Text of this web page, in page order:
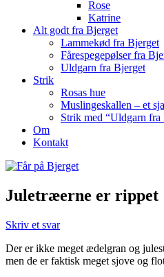
Rose
Katrine
Alt godt fra Bjerget
Lammekød fra Bjerget
Fårespegepølser fra
Uldgarn fra Bjerget
Strik
Rosas hue
Muslingeskallen – et
Strik med “Uldgarn fra
Om
Kontakt
Juletræerne er rippet
Skriv et svar
Der er ikke meget ædelgran og
men de er faktisk meget sjove og